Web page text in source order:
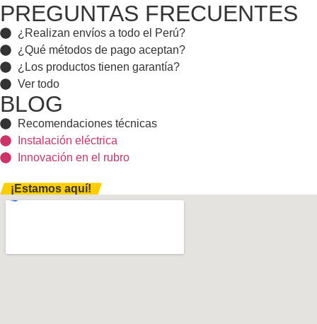
PREGUNTAS FRECUENTES
¿Realizan envíos a todo el Perú?
¿Qué métodos de pago aceptan?
¿Los productos tienen garantía?
Ver todo
BLOG
Recomendaciones técnicas
Instalación eléctrica
Innovación en el rubro
¡Estamos aquí!